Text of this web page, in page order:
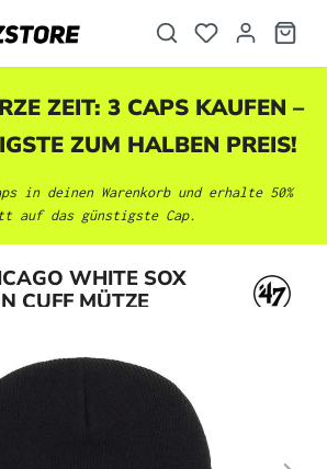
ZEIT: 3 CAPS KAUFEN –
ZUM HALBEN PREIS!
in deinen Warenkorb und erhalte 50%
auf das günstigste Cap.
WHITE SOX
CUFF MÜTZE